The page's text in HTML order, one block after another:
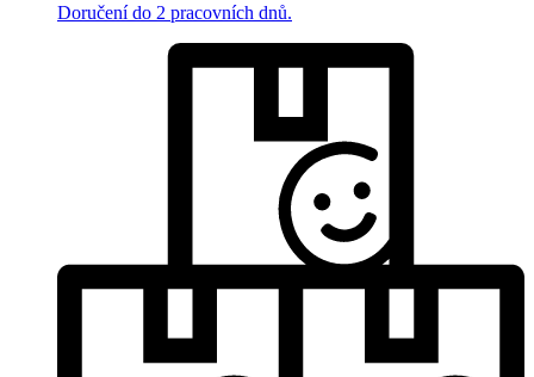
Doručení do 2 pracovních dnů.